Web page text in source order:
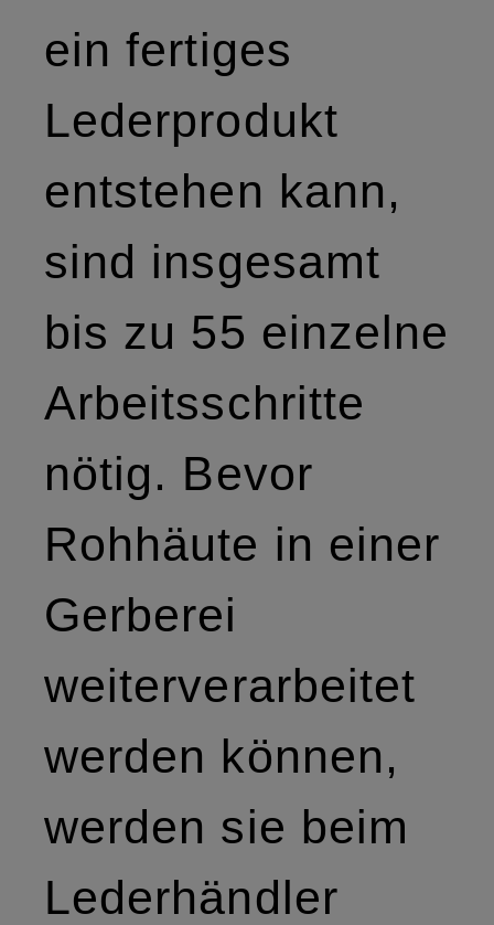
ein fertiges
Lederprodukt
entstehen kann,
sind insgesamt
bis zu 55 einzelne
Arbeitsschritte
nötig. Bevor
Rohhäute in einer
Gerberei
weiterverarbeitet
werden können,
werden sie beim
Lederhändler